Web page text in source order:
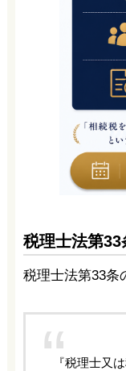
税理士法第33
税理士法第33条
『税理士又